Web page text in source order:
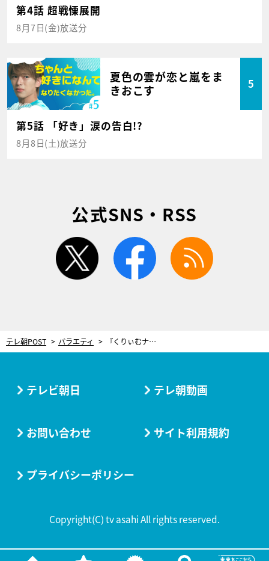
第4話 超戦慄展開
8月7日(金)放送分
夏色の雲が恋と嵐をま
きおこす
5
第5話 「好き」涙の告白!?
8月8日(土)放送分
公式SNS・RSS
twitter facebook
テレ朝POST バラエティ 『くりぃむナンタラ』春から1時間番組に！「いろいろな企画をやっていかなきゃいけない」
テレビ朝日 テレ朝動画
お問い合わせ サイト利用規約
プライバシーポリシー
Copyright(C) tv asahi All rights reserved.